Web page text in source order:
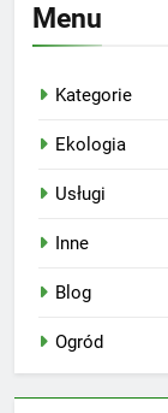
Menu
Kategorie
Ekologia
Usługi
Inne
Blog
Ogród